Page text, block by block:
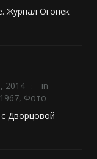
Журнал Огонек
2014
in
1967, Фото
Дворцовой